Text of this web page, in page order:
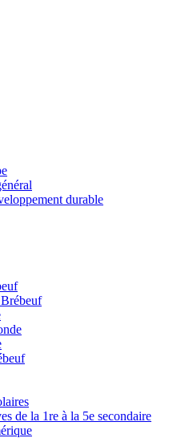
durable
de la 1re à la 5e secondaire